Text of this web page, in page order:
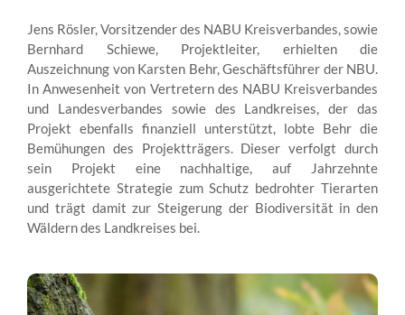
Jens Rösler, Vorsitzender des NABU Kreisverbandes, sowie
Bernhard Schiewe, Projektleiter, erhielten die
Auszeichnung von Karsten Behr, Geschäftsführer der NBU.
In Anwesenheit von Vertretern des NABU Kreisverbandes
und Landesverbandes sowie des Landkreises, der das
Projekt ebenfalls finanziell unterstützt, lobte Behr die
Bemühungen des Projektträgers. Dieser verfolgt durch
sein Projekt eine nachhaltige, auf Jahrzehnte
ausgerichtete Strategie zum Schutz bedrohter Tierarten
und trägt damit zur Steigerung der Biodiversität in den
Wäldern des Landkreises bei.